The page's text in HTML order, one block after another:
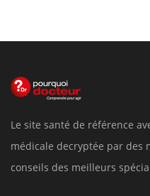
Le site santé de référence
médicale decryptée par des
conseils des meilleurs